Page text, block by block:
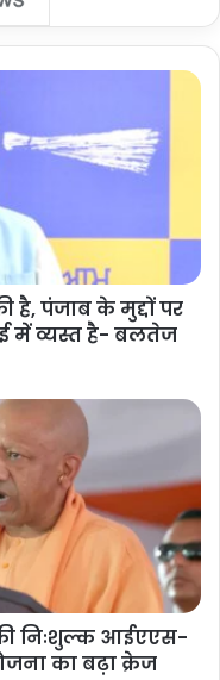
है, पंजाब के मुद्दों पर
में व्यस्त है- बलतेज
निःशुल्क आईएएस-
का बढ़ा क्रेज